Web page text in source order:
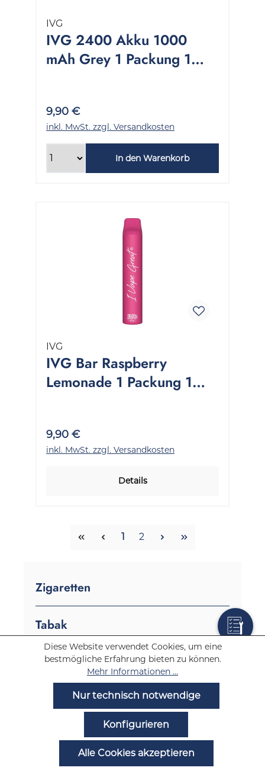
Zigaretten
Tabak
E-Zigaretten
E-Zigaretten Marken
187 Straßenbande E-Zigaretten
Crystal Plus E-Zigaretten
IVG
IVG 2400 Akku 1000
mAh Grey 1 Packung 1
9,90 €
inkl. MwSt. zzgl. Versandkosten
In den Warenkorb
IVG
IVG Bar Raspberry
Lemonade 1 Packung 1
9,90 €
inkl. MwSt. zzgl. Versandkosten
Details
Seite
1 Seite
2
Diese Website verwendet Cookies, um eine
bestmögliche Erfahrung bieten zu können.
Mehr Informationen ...
Nur technisch notwendige
Konfigurieren
Alle Cookies akzeptieren